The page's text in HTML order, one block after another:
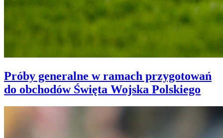
Próby generalne w ramach przygotowań
do obchodów Święta Wojska Polskiego